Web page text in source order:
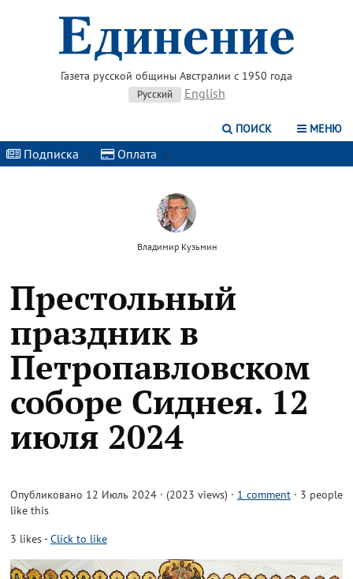
Газета русской общины Австралии с 1950 года
Русский English
ПОИСК МЕНЮ
Подписка | Оплата |
Владимир Кузьмин
Престольный
праздник в
Петропавловском
соборе Сиднея. 12
июля 2024
Опубликовано 12 Июль 2024 · (2023 views) · 1 comment · 3 people
like this
3 likes-Click to like